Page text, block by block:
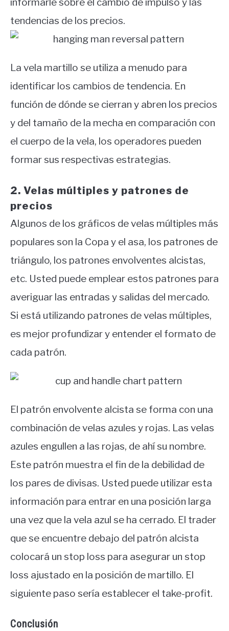
informarle sobre el cambio de impulso y las
tendencias de los precios.
La vela martillo se utiliza a menudo para
identificar los cambios de tendencia. En
función de dónde se cierran y abren los precios
y del tamaño de la mecha en comparación con
el cuerpo de la vela, los operadores pueden
formar sus respectivas estrategias.
2. Velas múltiples y patrones de
precios
Algunos de los gráficos de velas múltiples más
populares son la Copa y el asa, los patrones de
triángulo, los patrones envolventes alcistas,
etc. Usted puede emplear estos patrones para
averiguar las entradas y salidas del mercado.
Si está utilizando patrones de velas múltiples,
es mejor profundizar y entender el formato de
cada patrón.
El patrón envolvente alcista se forma con una
combinación de velas azules y rojas. Las velas
azules engullen a las rojas, de ahí su nombre.
Este patrón muestra el fin de la debilidad de
los pares de divisas. Usted puede utilizar esta
información para entrar en una posición larga
una vez que la vela azul se ha cerrado. El trader
que se encuentre debajo del patrón alcista
colocará un stop loss para asegurar un stop
loss ajustado en la posición de martillo. El
siguiente paso sería establecer el take-profit.
Conclusión